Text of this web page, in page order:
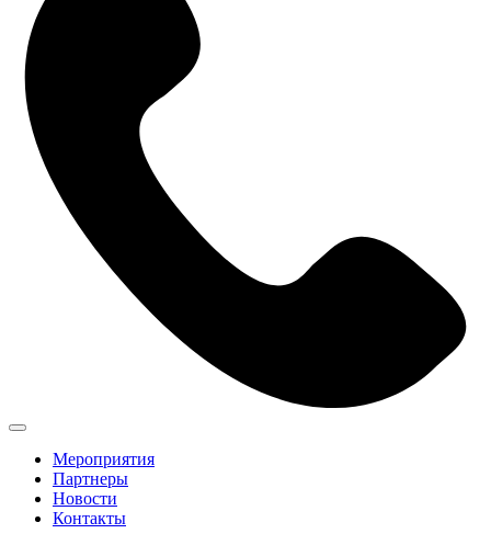
Мероприятия
Партнеры
Новости
Контакты